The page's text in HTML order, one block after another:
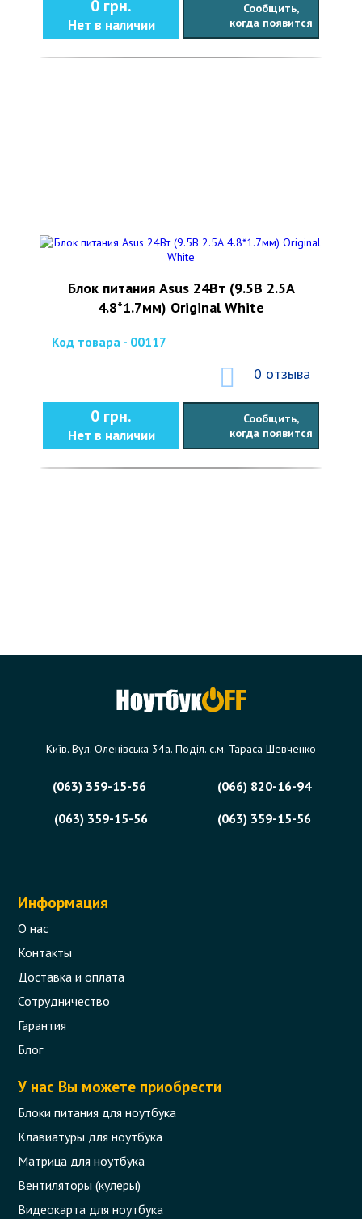
0 грн.
Нет в наличии
Сообщить,
когда появится
Блок питания Asus 24Вт (9.5В 2.5А
4.8*1.7мм) Original White
Код товара - 00117
0 отзыва
0 грн.
Нет в наличии
Сообщить,
когда появится
Київ. Вул. Оленівська 34а. Поділ. с.м. Тараса Шевченко
(063) 359-15-56
(066) 820-16-94
(063) 359-15-56
(063) 359-15-56
Информация
О нас
Контакты
Доставка и оплата
Сотрудничество
Гарантия
Блог
У нас Вы можете приобрести
Блоки питания для ноутбука
Клавиатуры для ноутбука
Матрица для ноутбука
Вентиляторы (кулеры)
Видеокарта для ноутбука